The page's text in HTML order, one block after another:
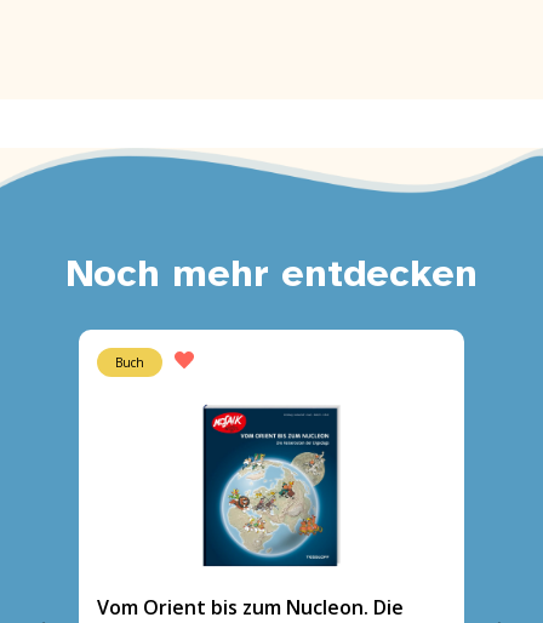
Noch mehr entdecken
Buch
Vom Orient bis zum Nucleon. Die